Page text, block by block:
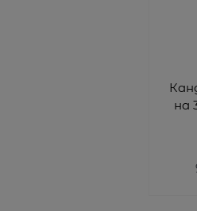
на